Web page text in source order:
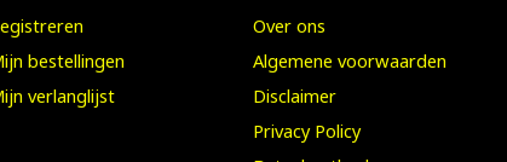
bestellingen
verlanglijst
Over ons
Algemene voorwaarden
Disclaimer
Privacy Policy